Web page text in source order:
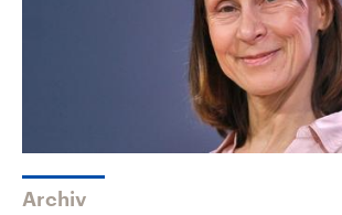
Archiv